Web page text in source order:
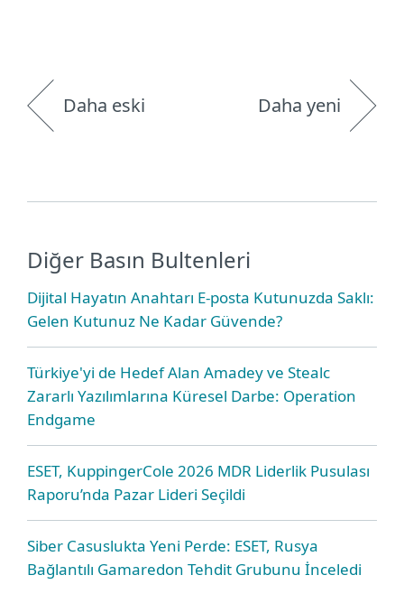
Daha eski Daha yeni
Diğer Basın Bultenleri
Dijital Hayatın Anahtarı E-posta Kutunuzda Saklı:
Gelen Kutunuz Ne Kadar Güvende?
Türkiye'yi de Hedef Alan Amadey ve Stealc
Zararlı Yazılımlarına Küresel Darbe: Operation
Endgame
ESET, KuppingerCole 2026 MDR Liderlik Pusulası
Raporu’nda Pazar Lideri Seçildi
Siber Casuslukta Yeni Perde: ESET, Rusya
Bağlantılı Gamaredon Tehdit Grubunu İnceledi